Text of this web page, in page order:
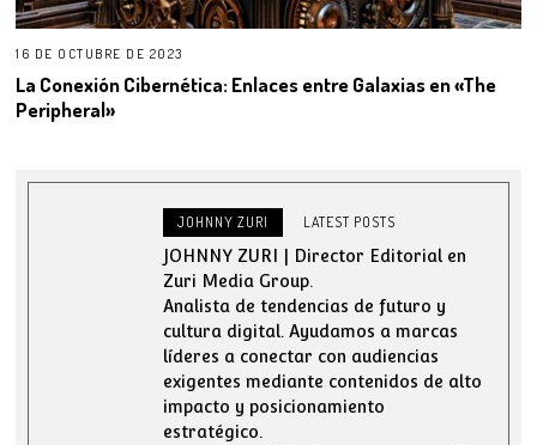
16 DE OCTUBRE DE 2023
La Conexión Cibernética: Enlaces entre Galaxias en «The
Peripheral»
JOHNNY ZURI LATEST POSTS
JOHNNY ZURI | Director Editorial en
Zuri Media Group.
Analista de tendencias de futuro y
cultura digital. Ayudamos a marcas
líderes a conectar con audiencias
exigentes mediante contenidos de alto
impacto y posicionamiento
estratégico.